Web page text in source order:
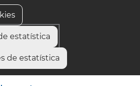
estatística
de estatística
UA/CMA – Curso de Medicina